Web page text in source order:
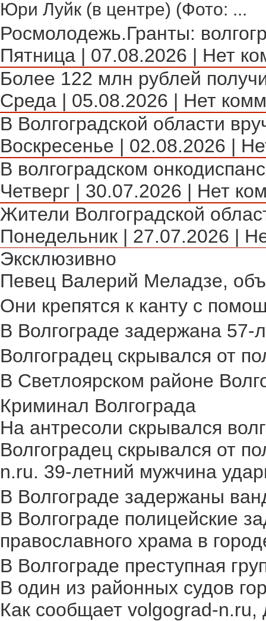
Юри Луйк (в центре) (Фото: ...
Росмолодежь.Гранты:
Пятница | 07.08.2026 | Нет
Более 122 млн рублей
Среда | 05.08.2026 | Нет
В Волгоградской области
Воскресенье | 02.08.2026 |
В волгоградском
Четверг | 30.07.2026 | Нет
Жители Волгоградской
Понедельник | 27.07.2026 |
Эксклюзивно
Певец Валерий Меладзе,
Они крепятся к канту с
В Волгограде задержана 57-
Волгоградец скрывался от
В Светлоярском районе
Криминал Волгограда
На антресоли скрывался
Волгоградец скрывался от
n.ru. 39-летний мужчина
В Волгограде задержаны
В Волгограде полицейские
православного храма в
В Волгограде преступная
В один из районных судов
Как сообщает volgograd-